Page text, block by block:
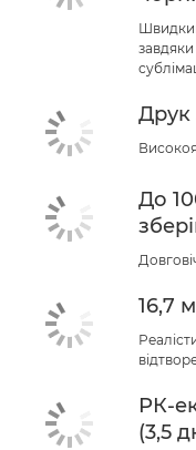
Друк
До
16,7
РК-
(3,5